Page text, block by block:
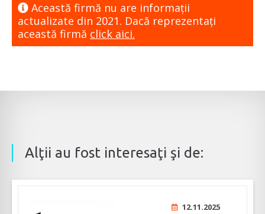
Această firmă nu are informaţii
actualizate din 2021. Dacă reprezentaţi
această firmă click aici.
Alţii au fost interesaţi şi de:
12.11.2025